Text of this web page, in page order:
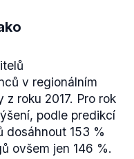
v regionálním
roku 2017. Pro rok
podle predikcí
dosáhnout 153 %
ovšem jen 146 %.